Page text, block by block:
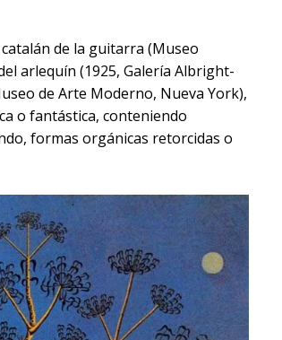
de la guitarra (Museo
arlequín (1925, Galería Albright-
de Arte Moderno, Nueva York),
o fantástica, conteniendo
formas orgánicas retorcidas o